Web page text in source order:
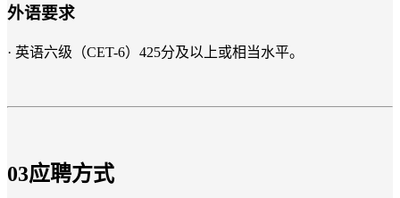
外语要求
· 英语六级（CET-6）425分及以上或相当水平。
03应聘方式